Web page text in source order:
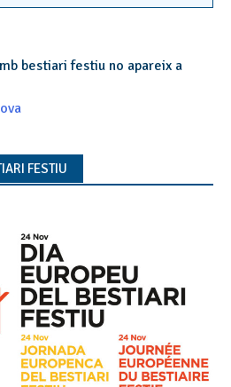
bestiari festiu no apareix a
FESTIU